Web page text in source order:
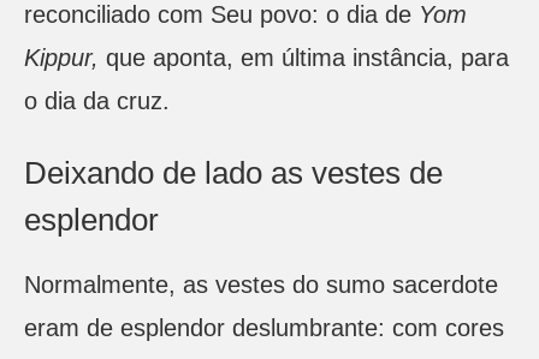
reconciliado com Seu povo: o dia de Yom
Kippur, que aponta, em última instância, para
o dia da cruz.
Deixando de lado as vestes de
esplendor
Normalmente, as vestes do sumo sacerdote
eram de esplendor deslumbrante: com cores